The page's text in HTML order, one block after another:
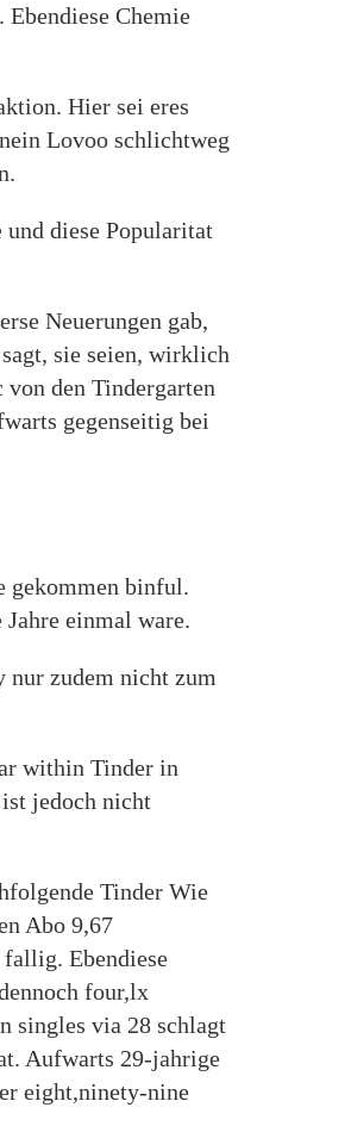
Ebendiese Chemie
Hier sei eres
Lovoo schlichtweg
und diese Popularitat
Neuerungen gab,
sie seien, wirklich
den Tindergarten
gegenseitig bei
gekommen binful.
einmal ware.
zudem nicht zum
within Tinder in
jedoch nicht
Tinder Wie
Abo 9,67
Ebendiese
four,lx
singles via 28 schlagt
Aufwarts 29-jahrige
eight,ninety-nine